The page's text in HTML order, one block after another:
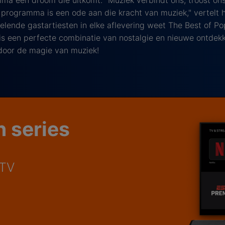
is een ode aan die kracht van muziek," vertelt
gastartiesten in elke aflevering weet The Best of
een perfecte combinatie van nostalgie en nieuwe
de magie van muziek!
series